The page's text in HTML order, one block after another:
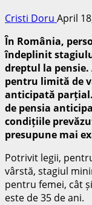
Cristi Doru April
În România,
îndeplinit
dreptul la
pentru limită de
anticipată parțial.
de pensia
condițiile
presupune mai
Potrivit legii,
vârstă, stagiul
pentru femei, cât
este de 35 de ani.